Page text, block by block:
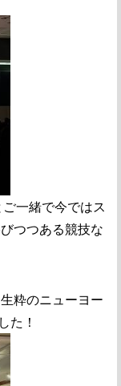
一緒で今ではス
つつある競技な
粋のニューヨー
た！